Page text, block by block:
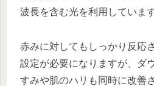
波長を含む光を利用しています
赤みに対してもしっかり反応
設定が必要になりますが、ダ
すみや肌のハリも同時に改善さ